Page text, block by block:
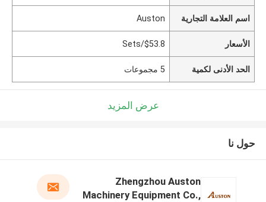
اسم العلامة التجارية Auston
الأسعار $53.8/Sets
الحد الأدنى لكمية 5 مجموعات
عرض المزيد
حول نا
Zhengzhou Auston
Machinery Equipment Co.,